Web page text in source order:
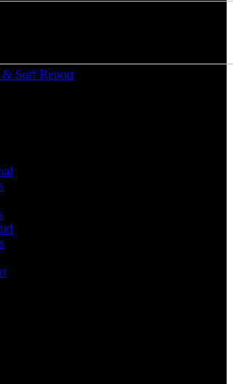
Surf Report